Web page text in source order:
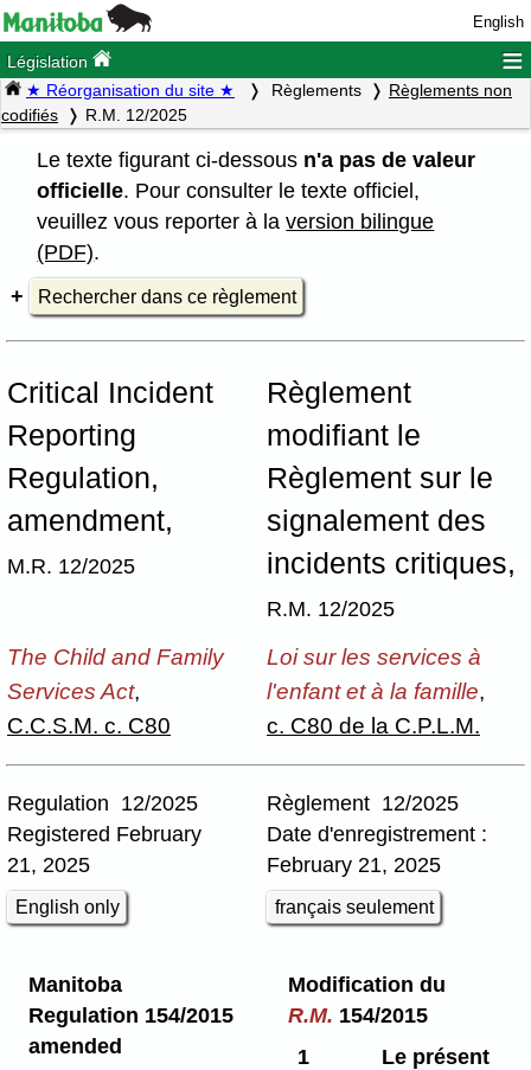
English
Législation ≡
★ Réorganisation du site ★ Règlements
Règlements non
codifiés
R.M. 12/2025
Le texte figurant ci-dessous n'a pas de valeur
officielle. Pour consulter le texte officiel,
veuillez vous reporter à laversion bilingue
(PDF).
Rechercher dans ce règlement
Critical Incident
Reporting
Regulation,
amendment,
M.R. 12/2025
Règlement
modifiant le
Règlement sur le
signalement des
incidents critiques,
R.M. 12/2025
The Child and Family
Services Act,
C.C.S.M. c. C80
Loi sur les services à
l'enfant et à la famille,
c. C80 de la C.P.L.M.
Regulation 12/2025
Registered February
21, 2025
English only
Règlement 12/2025
Date d'enregistrement :
February 21, 2025
français seulement
Manitoba
Regulation 154/2015
amended
Modification du
R.M. 154/2015
1
Le présent